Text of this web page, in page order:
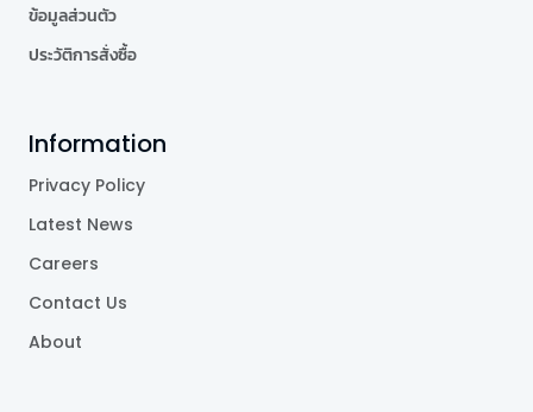
ข้อมูลส่วนตัว
ประวัติการสั่งซื้อ
Information
Privacy Policy
Latest News
Careers
Contact Us
About